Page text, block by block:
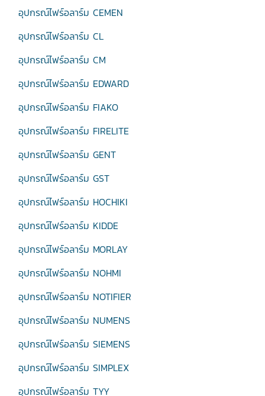
อุปกรณ์ไฟร์อลาร์ม CEMEN
อุปกรณ์ไฟร์อลาร์ม CL
อุปกรณ์ไฟร์อลาร์ม CM
อุปกรณ์ไฟร์อลาร์ม EDWARD
อุปกรณ์ไฟร์อลาร์ม FIAKO
อุปกรณ์ไฟร์อลาร์ม FIRELITE
อุปกรณ์ไฟร์อลาร์ม GENT
อุปกรณ์ไฟร์อลาร์ม GST
อุปกรณ์ไฟร์อลาร์ม HOCHIKI
อุปกรณ์ไฟร์อลาร์ม KIDDE
อุปกรณ์ไฟร์อลาร์ม MORLAY
อุปกรณ์ไฟร์อลาร์ม NOHMI
อุปกรณ์ไฟร์อลาร์ม NOTIFIER
อุปกรณ์ไฟร์อลาร์ม NUMENS
อุปกรณ์ไฟร์อลาร์ม SIEMENS
อุปกรณ์ไฟร์อลาร์ม SIMPLEX
อุปกรณ์ไฟร์อลาร์ม TYY